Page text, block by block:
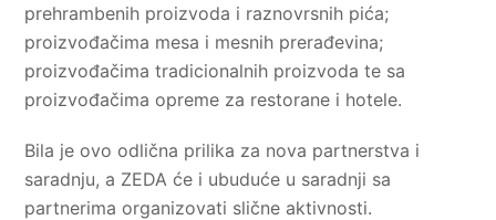
prehrambenih proizvoda i raznovrsnih pića;
proizvođačima mesa i mesnih prerađevina;
proizvođačima tradicionalnih proizvoda te sa
proizvođačima opreme za restorane i hotele.
Bila je ovo odlična prilika za nova partnerstva i
saradnju, a ZEDA će i ubuduće u saradnji sa
partnerima organizovati slične aktivnosti.